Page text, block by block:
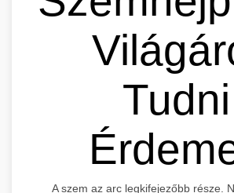
Tudni
A szem az arc legkifejezőbb része.